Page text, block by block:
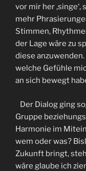
vor mir her
mehr
Stimmen,
der Lage wäre zu
diese
welche Gefühle
an sich bewegt
Der Dialog ging
Gruppe
Harmonie im
wem oder was?
Zukunft bringt,
wäre glaube ich